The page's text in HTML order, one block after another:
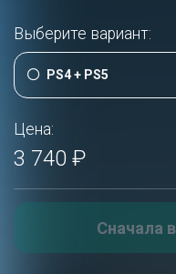
Выберите вариант:
PS4 + PS5
Цена:
3 740 ₽
Сначала